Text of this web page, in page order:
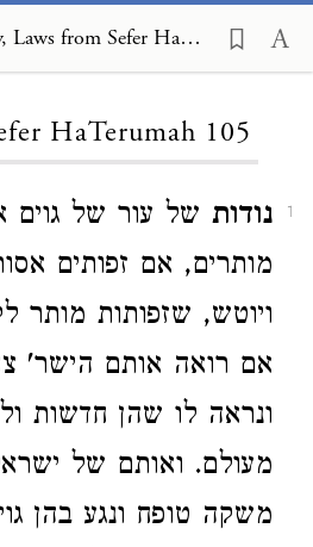
Machzor Vitry, Laws from Sefer HaTerumah 105
HaTerumah 105
1 נודות של עור של גוים
מותרים, אם זפותים
ויוטש, שזפותות מותר
אם רואה אותם הישר'
ונראה לו שהן חדשות
מעולם. ואותם של
משקה טופח ונגע בהן